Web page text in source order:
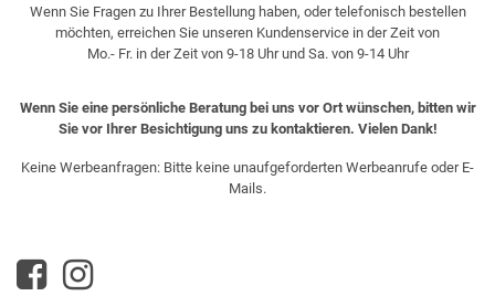
Wenn Sie Fragen zu Ihrer Bestellung haben, oder telefonisch bestellen
möchten, erreichen Sie unseren Kundenservice in der Zeit von
Mo.- Fr. in der Zeit von 9-18 Uhr und Sa. von 9-14 Uhr
Wenn Sie eine persönliche Beratung bei uns vor Ort wünschen, bitten wir
Sie vor Ihrer Besichtigung uns zu kontaktieren. Vielen Dank!
Keine Werbeanfragen: Bitte keine unaufgeforderten Werbeanrufe oder E-
Mails.